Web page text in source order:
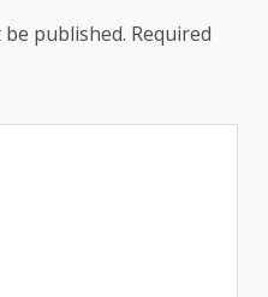
published. Required